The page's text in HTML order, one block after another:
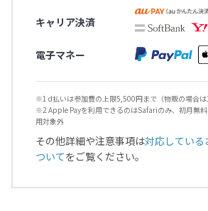
キャリア決済
電子マネー
※1 d払いは参加費の上限5,500円まで（物販の場合は
※2 Apple Payを利用できるのはSafariのみ、初月無
用対象外
その他詳細や注意事項は対応している
ついてをご覧ください。